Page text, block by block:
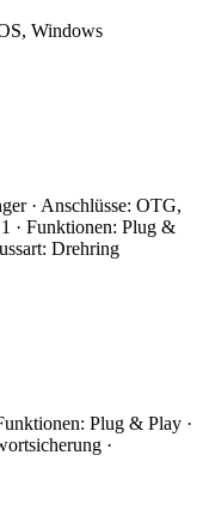
Windows
· Anschlüsse: OTG,
· Funktionen: Plug &
Drehring
Plug & Play ·
·